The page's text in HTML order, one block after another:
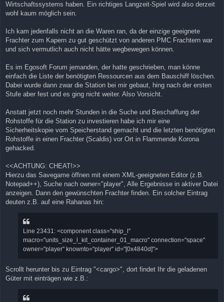
Wirtschaftssystems haben. Ein richtiges Langzeit-Spiel wird also derzeit
wohl kaum möglich sein.
Ich kam jedenfalls nicht an die Waren ran, da der einzige geeignete
Frachter zum Kapern zu gut geschützt von anderen PMC Frachtern war
und sich vermutlich auch nicht hätte wegbewegen können.
Es im Egosoft Forum jemanden, der hatte geschrieben, man könne
einfach die Liste der benötigten Ressourcen aus dem Bauschiff löschen.
Dabei wurde dann zwar die Station bei mir gebaut, hing nach der ersten
Stufe aber fest und es ging nicht weiter. Also Vorsicht.
Anstatt jetzt noch mehr Stunden in die Suche und Beschaffung der
Rohstoffe für die Station zu investieren habe ich mir eine
Sicherheitskopie vom Speicherstand gemacht und die letzten benötigten
Rohstoffe in einen Frachter (Scaldis) vor Ort in Flammende Korona
gehacked.
<<ACHTUNG: CHEAT!>>
Hierzu das Savegame öffnen mit einem XML-geeigneten Editor (z.B.
Notepad++), Suche nach owner="player", Alle Ergebnisse in aktiver Datei
anzeigen. Dann den gewünschten Frachter finden. Ein solcher Eintrag
deuten z.B. auf eine Rahanas hin:
Line 23431: <component class="ship_l"
macro="units_size_l_kit_container_01_macro" connection="space"
owner="player" knownto="player" id="[0x4840d]">
Scrollt herunter bis zu Eintrag "<cargo>", dort findet Ihr die geladenen
Güter mit einträgen wie z.B.: